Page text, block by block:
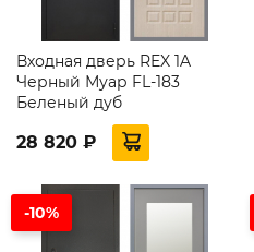
Входная дверь REX 1A
Черный Муар FL-183
Беленый дуб
28 820 ₽
-10%